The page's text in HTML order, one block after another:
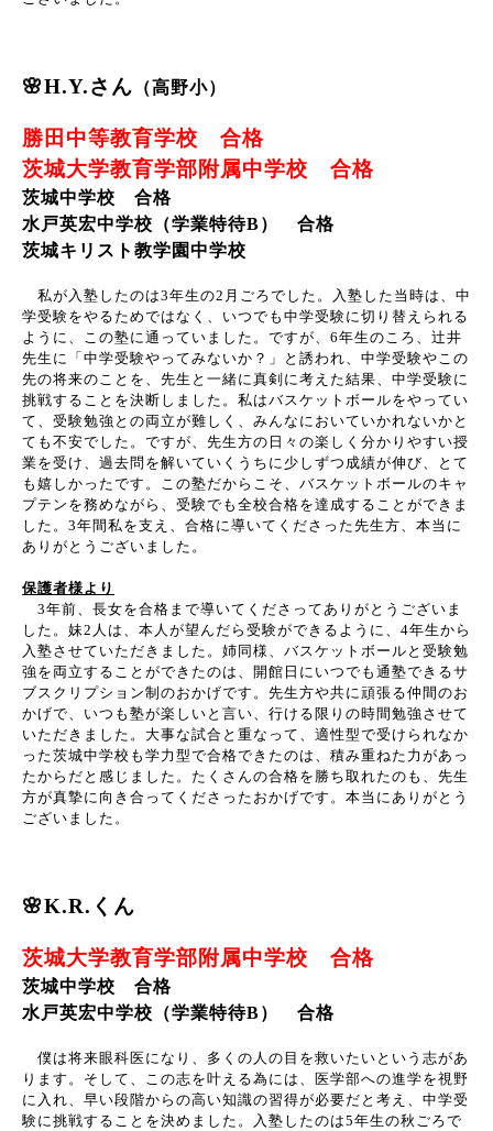
🌸H.Y.さん （高野小）
勝田中等教育学校 合格
茨城大学教育学部附属中学校 合格
茨城中学校 合格
水戸英宏中学校（学業特待B） 合格
茨城キリスト教学園中学校
私が入塾したのは3年生の2 月ごろでした。入塾した当時は、中
学受験をやるためではなく、いつでも中学受験に切り替えられる
ように、この塾に通っていました。ですが、 6年生のころ、辻井
先生に「中学受験やってみないか？」と誘われ、中学受験やこの
先の将来のことを、先生と一緒に真剣に考えた結果、中学受験に
挑戦することを決断しました。私はバスケットボールをやってい
て、受験勉強との両立が難しく、みんなにおいていかれないかと
ても不安でした。ですが、先生方の日々の楽しく分かりやすい授
業を受け、過去問を解いていくうちに少しずつ成績が伸び、とて
も嬉しかったです。この塾だからこそ、バスケットボールのキャ
プテンを務めながら、受験でも全校合格を達成することができま
した。 3年間私を支え、合格に導いてくださった先生方、本当に
ありがとうございました。
保護者様より
3年前、長女を合格まで導いてくださってありがとうございま
した。妹2 人は、本人が望んだら受験ができるように、 4年生から
入塾させていただきました。姉同様、バスケットボールと受験勉
強を両立することができたのは、開館日にいつでも通塾できるサ
ブスクリプション制のおかげです。先生方や共に頑張る仲間のお
かげで、いつも塾が楽しいと言い、行ける限りの時間勉強させて
いただきました。大事な試合と重なって、適性型で受けられなか
った茨城中学校も学力型で合格できたのは、積み重ねた力があっ
たからだと感じました。たくさんの合格を勝ち取れたのも、先生
方が真摯に向き合ってくださったおかげです。本当にありがとう
ございました。
🌸K.R.くん
茨城大学教育学部附属中学校 合格
茨城中学校 合格
水戸英宏中学校（学業特待B） 合格
僕は将来眼科医になり、多くの人の目を救いたいという志があ
ります。そして、この志を叶える為には、医学部への進学を視野
に入れ、早い段階からの高い知識の習得が必要だと考え、中学受
験に挑戦することを決めました。入塾したのは5年生の秋ごろで